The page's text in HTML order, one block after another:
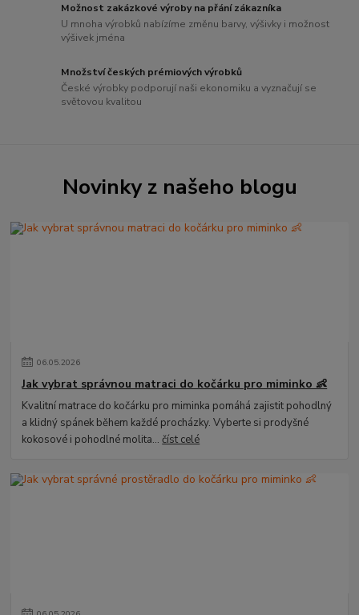
Možnost zakázkové výroby na přání zákazníka
U mnoha výrobků nabízíme změnu barvy, výšivky i možnost
výšivek jména
Množství českých prémiových výrobků
České výrobky podporují naši ekonomiku a vyznačují se
světovou kvalitou
Novinky z našeho blogu
06.05.2026
Jak vybrat správnou matraci do kočárku pro miminko 👶
Kvalitní matrace do kočárku pro miminka pomáhá zajistit pohodlný
a klidný spánek během každé procházky. Vyberte si prodyšné
kokosové i pohodlné molita...číst celé